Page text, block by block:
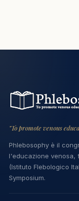
"To promote venous
Phlebosophy è il
l'educazione venosa,
(Istituto Flebologico
Symposium.